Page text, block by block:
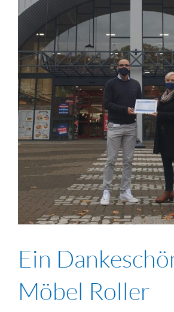
Ein
Möbel Roller